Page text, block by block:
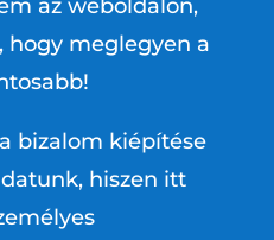
az weboldalon,
hogy meglegyen a
bizalom kiépítése
hiszen itt